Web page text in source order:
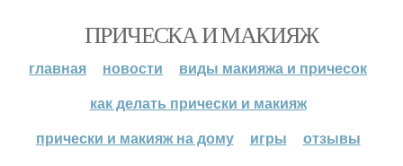
ПРИЧЕСКА И МАКИЯЖ
главная новости
виды макияжа и причесок
как делать прически и макияж
прически и макияж на дому
игры отзывы